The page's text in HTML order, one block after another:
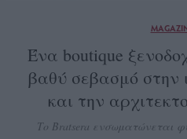
Ένα boutique
βαθύ σεβασμό στην
και την
Το Bratsera ενσωματώνεται